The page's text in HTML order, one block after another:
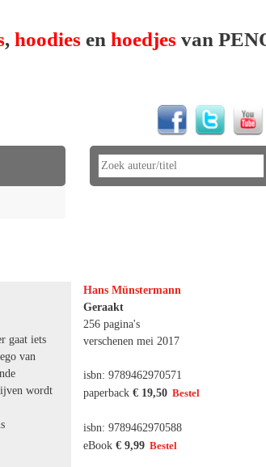
, hoodies en hoedjes van
Hans Münstermann
Geraakt
256 pagina's
verschenen mei 2017
isbn: 9789462970571
paperback € 19,50
isbn: 9789462970588
eBook € 9,99
gaat iets
van
wordt